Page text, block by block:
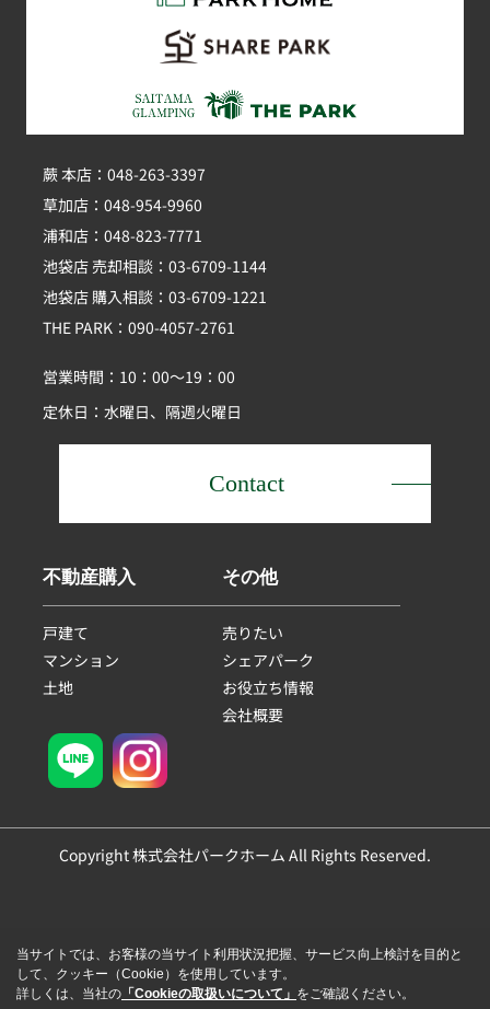
蕨 本店：048-263-3397
草加店：048-954-9960
浦和店：048-823-7771
池袋店 売却相談：03-6709-1144
池袋店 購入相談：03-6709-1221
THE PARK：090-4057-2761
営業時間：10：00～19：00
定休日：水曜日、隔週火曜日
Contact
不動産購入
戸建て
マンション
土地
その他
売りたい
シェアパーク
お役立ち情報
会社概要
Copyright 株式会社パークホーム All Rights Reserved.
当サイトでは、お客様の当サイト利用状況把握、サービス向上検討を目的と
して、クッキー（Cookie）を使用しています。
詳しくは、当社の 「Cookieの取扱いについて」 をご確認ください。